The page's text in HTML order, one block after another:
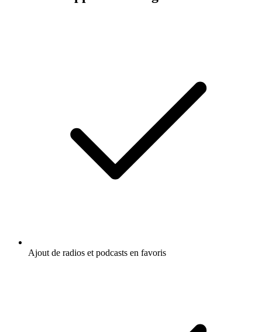
Ajout de radios et podcasts en favoris